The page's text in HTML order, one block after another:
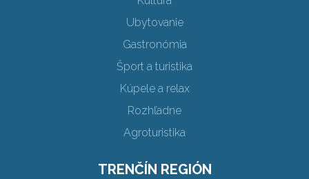
Ubytovanie
Gastronómia
Šport a turistika
Kúpele a relax
Rozhľadne
Agroturistika
TRENČÍN REGIÓN